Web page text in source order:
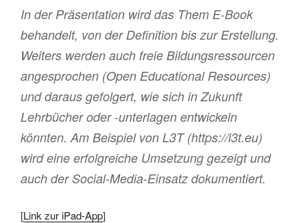
In der Präsentation wird das Them E-Book
behandelt, von der Definition bis zur Erstellung.
Weiters werden auch freie Bildungsressourcen
angesprochen (Open Educational Resources)
und daraus gefolgert, wie sich in Zukunft
Lehrbücher oder -unterlagen entwickeln
könnten. Am Beispiel von L3T (https://l3t.eu)
wird eine erfolgreiche Umsetzung gezeigt und
auch der Social-Media-Einsatz dokumentiert.
[Link zur iPad-App]